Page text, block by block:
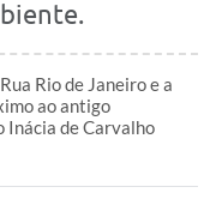
Rio de Janeiro e a
ao antigo
Inácia de Carvalho